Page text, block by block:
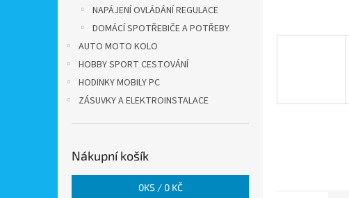
NAPÁJENÍ OVLÁDÁNÍ REGULACE
DOMÁCÍ SPOTŘEBIČE A POTŘEBY
AUTO MOTO KOLO
HOBBY SPORT CESTOVÁNÍ
HODINKY MOBILY PC
ZÁSUVKY A ELEKTROINSTALACE
Nákupní košík
0KS / 0 KČ